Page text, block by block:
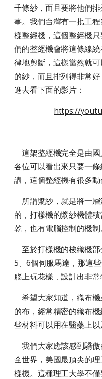
千條紗，而且要將他們
事。我們台灣有一批工
樣整經機，這個整經機
們的整經機會將這條線
律地剪斷，這樣當然就
的紗，而且排列得非常
進去看下面的影片：
https://
這架整經機完全是由國
各位可以看出來只要一
講，這個整經機有很多動
所謂漿紗，就是將一
的，打樣機的漿紗機體
乾，也有電腦控制的機制
至於打樣機的梭織機部
5、6個伺服馬達，那這
腦上玩花樣，設計出非常
希望大家知道，織布
的布，經常精密的織布
些材料可以用在醫藥上以
我們大家應該感到驕傲
全世界，美國最頂尖的
樣機。這種理工大學不